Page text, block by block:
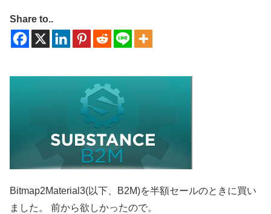
Share to..
Bitmap2Material3(以下、B2M)を半額セールのときに買い
ました。 前から欲しかったので。